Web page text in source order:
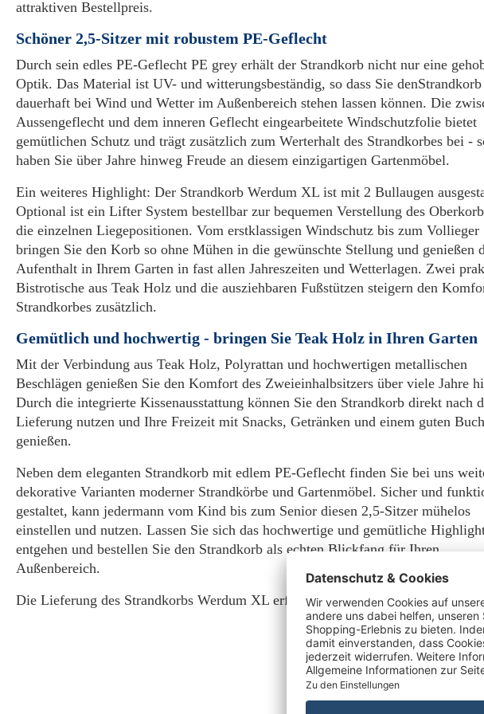
attraktiven Bestellpreis.
Schöner 2,5-Sitzer mit robustem PE-Geflecht
Durch sein edles PE-Geflecht PE grey erhält der Strandkorb nicht nur eine
Optik. Das Material ist UV- und witterungsbeständig, so dass Sie denStrandkorb
dauerhaft bei Wind und Wetter im Außenbereich stehen lassen können. Die
Aussengeflecht und dem inneren Geflecht eingearbeitete Windschutzfolie bietet
gemütlichen Schutz und trägt zusätzlich zum Werterhalt des Strandkorbes bei -
haben Sie über Jahre hinweg Freude an diesem einzigartigen Gartenmöbel.
Ein weiteres Highlight: Der Strandkorb Werdum XL ist mit 2 Bullaugen
Optional ist ein Lifter System bestellbar zur bequemen Verstellung des
die einzelnen Liegepositionen. Vom erstklassigen Windschutz bis zum Vollieger
bringen Sie den Korb so ohne Mühen in die gewünschte Stellung und genießen
Aufenthalt in Ihrem Garten in fast allen Jahreszeiten und Wetterlagen. Zwei
Bistrotische aus Teak Holz und die ausziehbaren Fußstützen steigern den
Strandkorbes zusätzlich.
Gemütlich und hochwertig - bringen Sie Teak Holz in Ihren Garten
Mit der Verbindung aus Teak Holz, Polyrattan und hochwertigen metallischen
Beschlägen genießen Sie den Komfort des Zweieinhalbsitzers über viele Jahre
Durch die integrierte Kissenausstattung können Sie den Strandkorb direkt nach
Lieferung nutzen und Ihre Freizeit mit Snacks, Getränken und einem guten Buch
genießen.
Neben dem eleganten Strandkorb mit edlem PE-Geflecht finden Sie bei uns
dekorative Varianten moderner Strandkörbe und Gartenmöbel. Sicher und
gestaltet, kann jedermann vom Kind bis zum Senior diesen 2,5-Sitzer mühelos
einstellen und nutzen. Lassen Sie sich das hochwertige und gemütliche
entgehen und bestellen Sie den Strandkorb als echten Blickfang für Ihren
Außenbereich.
Die Lieferung des Strandkorbs Werdum XL erfolgt aufgebaut per Spedition!